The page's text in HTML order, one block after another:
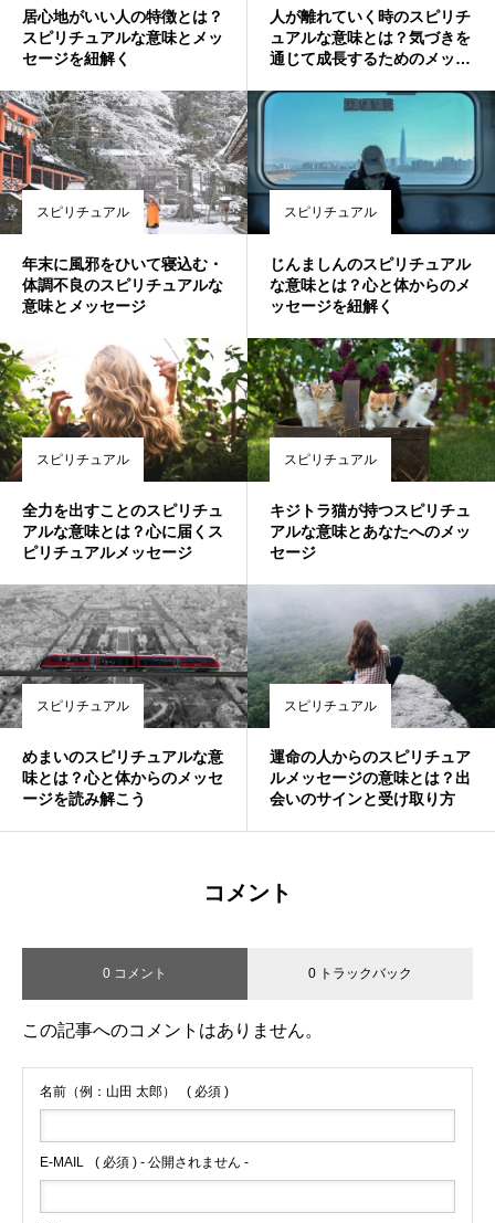
居心地がいい人の特徴とは？
スピリチュアルな意味とメッ
セージを紐解く
人が離れていく時のスピリチ
ュアルな意味とは？気づきを
通じて成長するためのメッセ
スピリチュアル
年末に風邪をひいて寝込む・
体調不良のスピリチュアルな
意味とメッセージ
スピリチュアル
じんましんのスピリチュアル
な意味とは？心と体からのメ
ッセージを紐解く
スピリチュアル
全力を出すことのスピリチュ
アルな意味とは？心に届くス
ピリチュアルメッセージ
スピリチュアル
キジトラ猫が持つスピリチュ
アルな意味とあなたへのメッ
セージ
スピリチュアル
めまいのスピリチュアルな意
味とは？心と体からのメッセ
ージを読み解こう
スピリチュアル
運命の人からのスピリチュア
ルメッセージの意味とは？出
会いのサインと受け取り方
コメント
0 コメント 0 トラックバック
この記事へのコメントはありません。
名前（例：山田 太郎） ( 必須 )
E-MAIL ( 必須 ) - 公開されません -